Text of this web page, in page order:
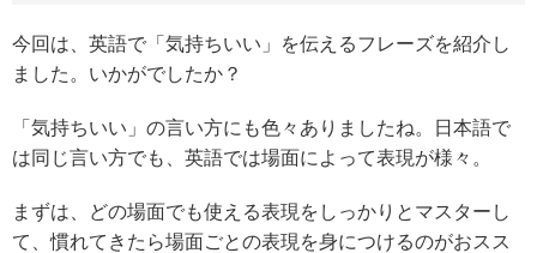
今回は、英語で「気持ちいい」を伝えるフレーズを紹介し
ました。いかがでしたか？
「気持ちいい」の言い方にも色々ありましたね。日本語で
は同じ言い方でも、英語では場面によって表現が様々。
まずは、どの場面でも使える表現をしっかりとマスターし
て、慣れてきたら場面ごとの表現を身につけるのがおスス